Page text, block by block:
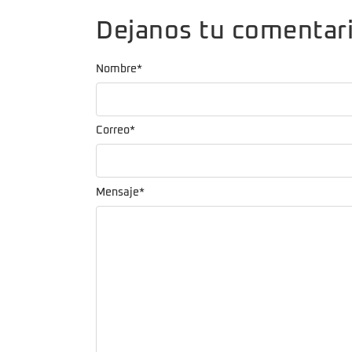
Dejanos tu
Mensaje*
Nombre*
Correo*